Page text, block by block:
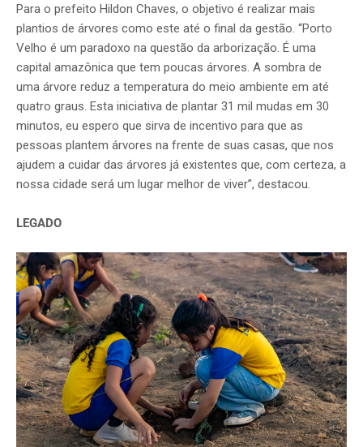
Para o prefeito Hildon Chaves, o objetivo é realizar mais
plantios de árvores como este até o final da gestão. “Porto
Velho é um paradoxo na questão da arborização. É uma
capital amazônica que tem poucas árvores. A sombra de
uma árvore reduz a temperatura do meio ambiente em até
quatro graus. Esta iniciativa de plantar 31 mil mudas em 30
minutos, eu espero que sirva de incentivo para que as
pessoas plantem árvores na frente de suas casas, que nos
ajudem a cuidar das árvores já existentes que, com certeza, a
nossa cidade será um lugar melhor de viver”, destacou.
LEGADO